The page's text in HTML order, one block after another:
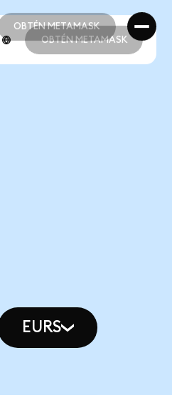
OBTÉN METAMASK
OBTÉN METAMASK
OBTÉN METAMASK
EURS